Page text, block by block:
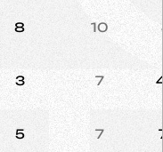
8 10
3 7
5 7